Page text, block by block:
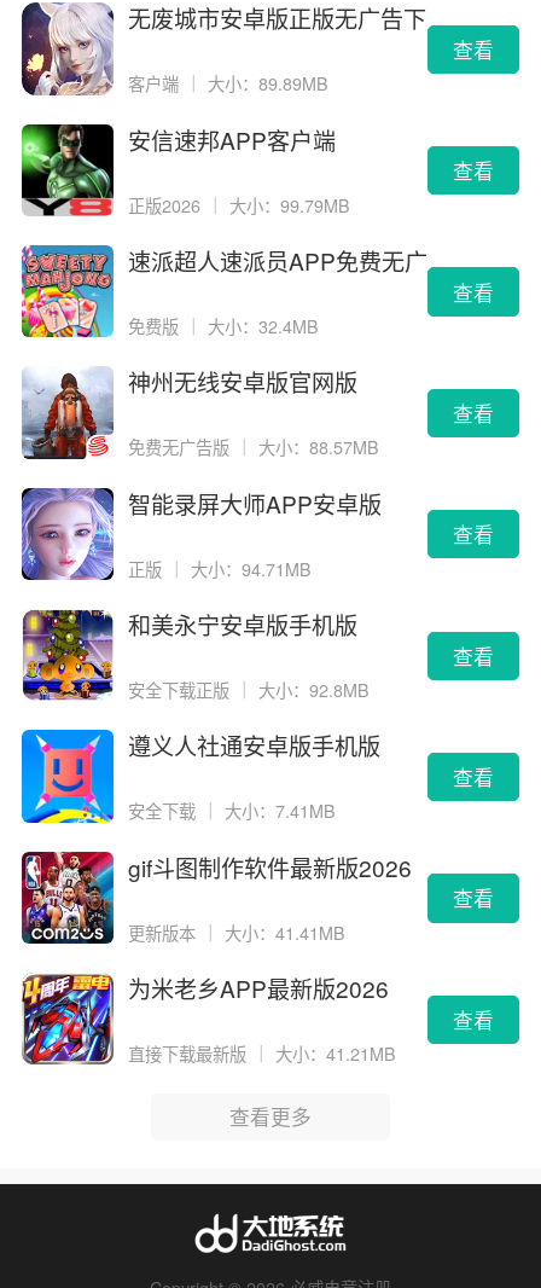
无废城市安卓版正版无广告下
客户端 大小：89.89MB
查看
安信速邦APP客户端
正版2026 ｜ 大小：99.79MB
查看
速派超人速派员APP免费无广
免费版 大小：32.4MB
查看
神州无线安卓版官网版
免费无广告版 大小：88.57MB
查看
智能录屏大师APP安卓版
正版 ｜ 大小：94.71MB
查看
和美永宁安卓版手机版
安全下载正版 大小：92.8MB
查看
遵义人社通安卓版手机版
安全下载 大小：7.41MB
查看
gif斗图制作软件最新版2026
更新版本 ｜ 大小：41.41MB
查看
为米老乡APP最新版2026
直接下载最新版 大小：41.21MB
查看
查看更多